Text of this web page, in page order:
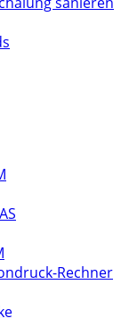
Rechner